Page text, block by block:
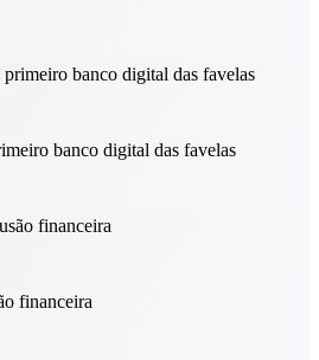
banco digital das favelas
financeira